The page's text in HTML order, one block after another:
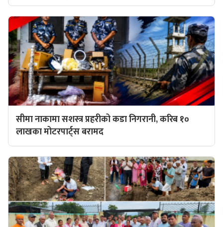
सीमा नाकामा सशस्त्र प्रहरीको कडा निगरानी, करिब १०
लाखका मोटरपार्ट्स बरामद